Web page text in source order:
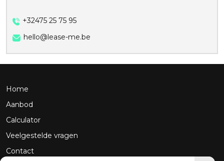
+32475 25 75 95
hello@lease-me.be
Home
Aanbod
Calculator
Veelgestelde vragen
Contact